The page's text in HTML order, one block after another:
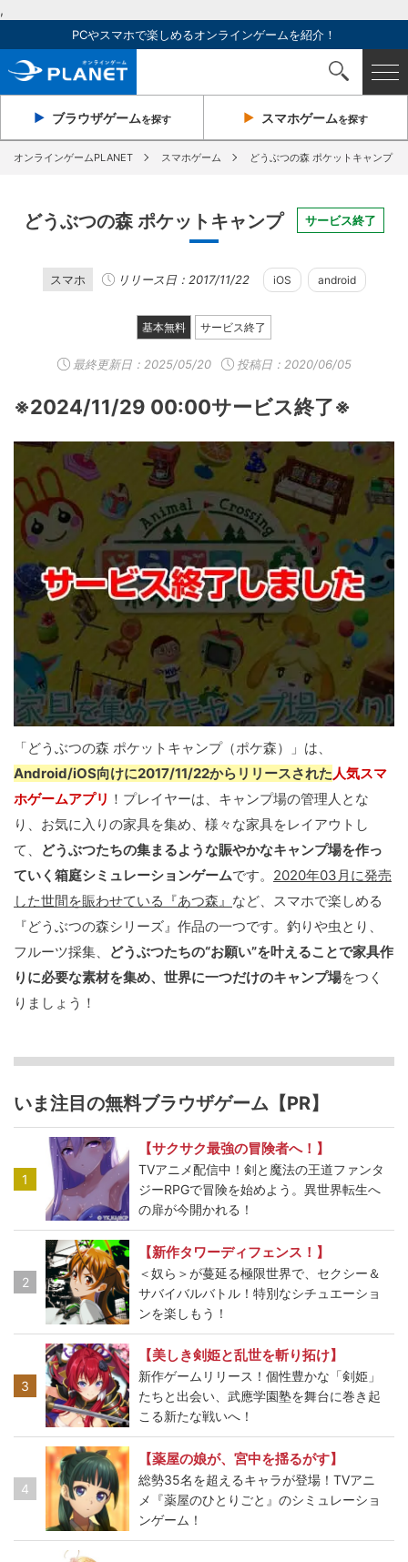
,
PCやスマホで楽しめるオンラインゲームを紹介！
ブラウザゲームを探す スマホゲームを探す
オンラインゲームPLANET スマホゲーム どうぶつの森 ポケットキャンプ
どうぶつの森 ポケットキャンプ サービス終了
スマホ リリース日：2017/11/22 iOS android
基本無料 サービス終了
最終更新日： 2025/05/20 投稿日：2020/06/05
※2024/11/29 00:00サービス終了※
「どうぶつの森 ポケットキャンプ（ポケ森）」は、
Android/iOS向けに2017/11/22からリリースされた人気スマ
ホゲームアプリ ！プレイヤーは、キャンプ場の管理人とな
り、お気に入りの家具を集め、様々な家具をレイアウトし
て、
どうぶつたちの集まるような賑やかなキャンプ場を作っ
ていく箱庭シミュレーションゲームです。 2020年03月に発売
した世間を賑わせている『あつ森』 など、スマホで楽しめる
『どうぶつの森シリーズ』作品の一つです。釣りや虫とり、
フルーツ採集、
どうぶつたちの“お願い”を叶えることで家具作
りに必要な素材を集め、世界に一つだけのキャンプ場をつく
りましょう！
いま注目の無料ブラウザゲーム【PR】
1
【サクサク最強の冒険者へ！】
TVアニメ配信中！剣と魔法の王道ファンタ
ジーRPGで冒険を始めよう。異世界転生へ
の扉が今開かれる！
2
【新作タワーディフェンス！】
＜奴ら＞が蔓延る極限世界で、セクシー＆
サバイバルバトル！特別なシチュエーショ
ンを楽しもう！
3
【美しき剣姫と乱世を斬り拓け】
新作ゲームリリース！個性豊かな「剣姫」
たちと出会い、武應学園塾を舞台に巻き起
こる新たな戦いへ！
4
【薬屋の娘が、宮中を揺るがす】
総勢35名を超えるキャラが登場！TVアニ
メ『薬屋のひとりごと』のシミュレーショ
ンゲーム！